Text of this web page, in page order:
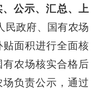
公示、汇总、上
民政府、国有农场
面积进行全面核
农场核实合格后
负责公示，通过